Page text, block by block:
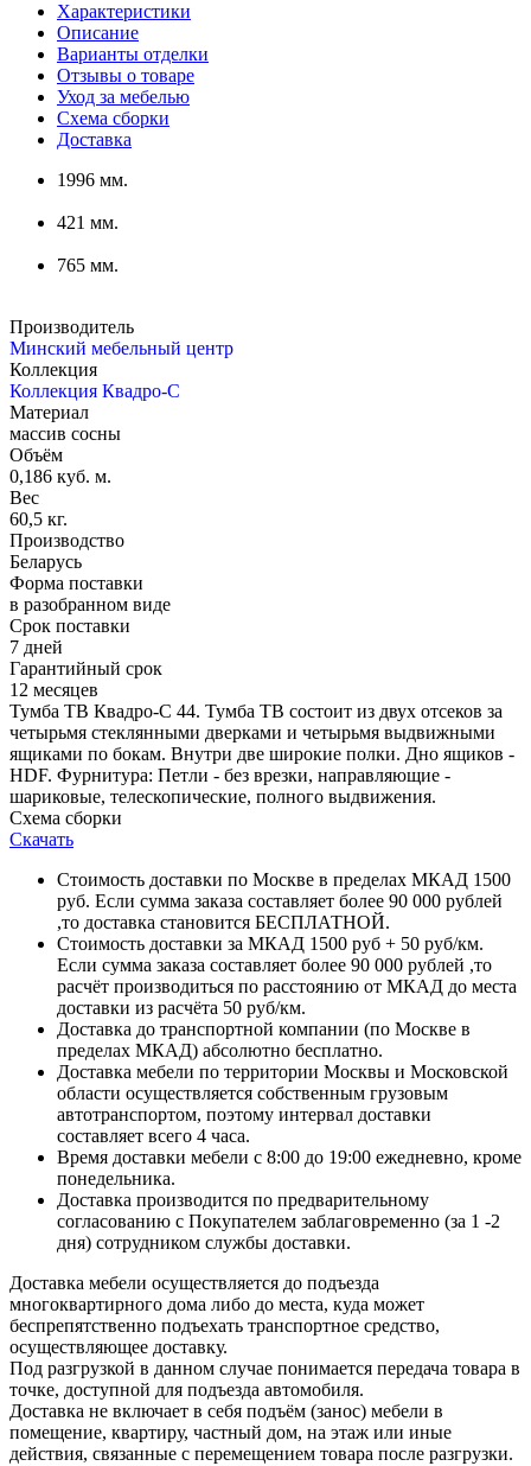
Характеристики
Описание
Варианты отделки
Отзывы о товаре
Уход за мебелью
Схема сборки
Доставка
1996 мм.
421 мм.
765 мм.
Производитель
Минский мебельный центр
Коллекция
Коллекция Квадро-С
Материал
массив сосны
Объём
0,186 куб. м.
Вес
60,5 кг.
Производство
Беларусь
Форма поставки
в разобранном виде
Срок поставки
7 дней
Гарантийный срок
12 месяцев
Тумба ТВ Квадро-С 44. Тумба ТВ состоит из двух отсеков за
четырьмя стеклянными дверками и четырьмя выдвижными
ящиками по бокам. Внутри две широкие полки. Дно ящиков -
HDF. Фурнитура: Петли - без врезки, направляющие -
шариковые, телескопические, полного выдвижения.
Схема сборки
Скачать
Стоимость доставки по Москве в пределах МКАД 1500
руб. Если сумма заказа составляет более 90 000 рублей
,то доставка становится БЕСПЛАТНОЙ.
Стоимость доставки за МКАД 1500 руб + 50 руб/км.
Если сумма заказа составляет более 90 000 рублей ,то
расчёт производиться по расстоянию от МКАД до места
доставки из расчёта 50 руб/км.
Доставка до транспортной компании (по Москве в
пределах МКАД) абсолютно бесплатно.
Доставка мебели по территории Москвы и Московской
области осуществляется собственным грузовым
автотранспортом, поэтому интервал доставки
составляет всего 4 часа.
Время доставки мебели с 8:00 до 19:00 ежедневно, кроме
понедельника.
Доставка производится по предварительному
согласованию с Покупателем заблаговременно (за 1 -2
дня) сотрудником службы доставки.
Доставка мебели осуществляется до подъезда
многоквартирного дома либо до места, куда может
беспрепятственно подъехать транспортное средство,
осуществляющее доставку.
Под разгрузкой в данном случае понимается передача товара в
точке, доступной для подъезда автомобиля.
Доставка не включает в себя подъём (занос) мебели в
помещение, квартиру, частный дом, на этаж или иные
действия, связанные с перемещением товара после разгрузки.